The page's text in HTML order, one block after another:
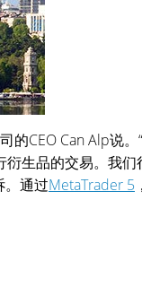
的CEO Can Alp说
生品的交易。我
。通过MetaTrader 5